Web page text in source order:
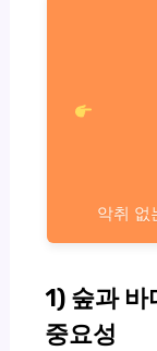
악취 없
1) 숲과 바
중요성